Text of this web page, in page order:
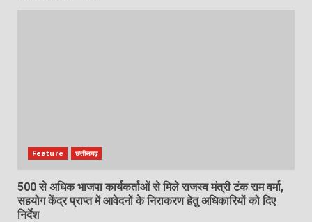
Feature छत्तीसगढ़
500 से अधिक भाजपा कार्यकर्ताओं से मिले राजस्व मंत्री टंक राम वर्मा,
सहयोग केंद्र प्राप्त में आवेदनों के निराकरण हेतु अधिकारियों को दिए
निर्देश